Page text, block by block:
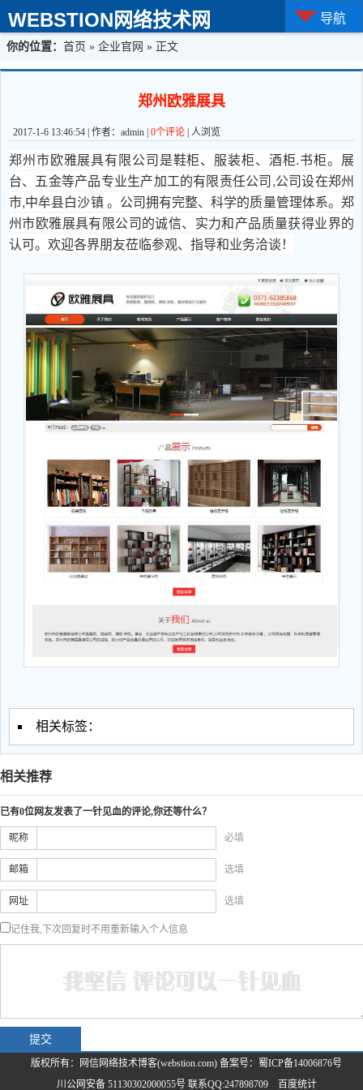
导航
WEBSTION网络技术网
你的位置： 首页 » 企业官网 » 正文
郑州欧雅展具
2017-1-6 13:46:54 | 作者：admin | 0个评论 人浏览
郑州市欧雅展具有限公司是鞋柜、服装柜、酒柜.书柜。展
台、五金等产品专业生产加工的有限责任公司,公司设在郑州
市,中牟县白沙镇 。公司拥有完整、科学的质量管理体系。郑
州市欧雅展具有限公司的诚信、实力和产品质量获得业界的
认可。欢迎各界朋友莅临参观、指导和业务洽谈！
相关标签：
相关推荐
已有0位网友发表了一针见血的评论,你还等什么？
昵称 必填
邮箱 选填
网址 选填
记住我,下次回复时不用重新输入个人信息
版权所有：网信网络技术博客(webstion.com) 备案号： 蜀ICP备14006876号
川公网安备 51130302000055号联系QQ:247898709百度统计